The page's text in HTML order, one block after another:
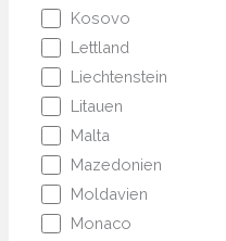
Kosovo
Lettland
Liechtenstein
Litauen
Malta
Mazedonien
Moldavien
Monaco